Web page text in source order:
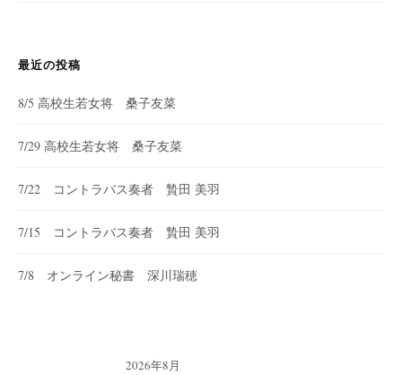
最近の投稿
8/5 高校生若女将 桑子友菜
7/29 高校生若女将 桑子友菜
7/22 コントラバス奏者 贄田 美羽
7/15 コントラバス奏者 贄田 美羽
7/8 オンライン秘書 深川瑞穂
2026年8月